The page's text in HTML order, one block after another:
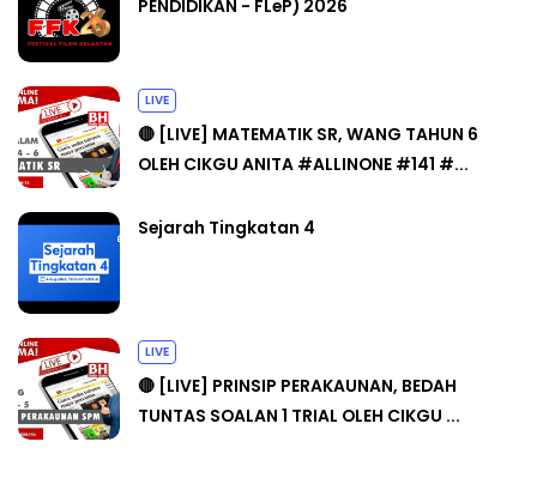
LIVE
🔴 [LIVE] MATEMATIK SR, WANG TAHUN 6
OLEH CIKGU ANITA #ALLINONE #141 #...
Sejarah Tingkatan 4
LIVE
🔴 [LIVE] PRINSIP PERAKAUNAN, BEDAH
TUNTAS SOALAN 1 TRIAL OLEH CIKGU ...